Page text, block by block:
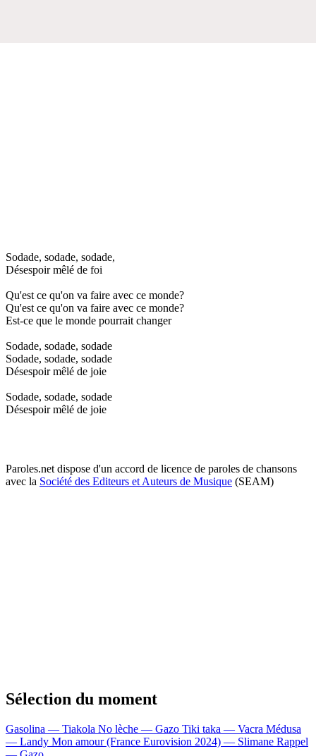
Sodade, sodade, sodade,
Désespoir mêlé de foi
Qu'est ce qu'on va faire avec ce monde?
Qu'est ce qu'on va faire avec ce monde?
Est-ce que le monde pourrait changer
Sodade, sodade, sodade
Sodade, sodade, sodade
Désespoir mêlé de joie
Sodade, sodade, sodade
Désespoir mêlé de joie
Paroles.net dispose d'un accord de licence de paroles de chansons
avec la Société des Editeurs et Auteurs de Musique (SEAM)
Sélection du moment
Gasolina — Tiakola No lèche — Gazo Tiki taka — Vacra Médusa
— Landy Mon amour (France Eurovision 2024) — Slimane Rappel